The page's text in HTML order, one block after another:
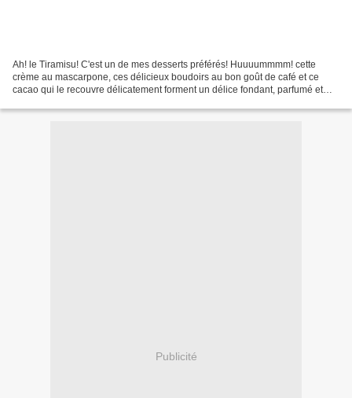
Ah! le Tiramisu! C'est un de mes desserts préférés! Huuuummmm! cette
crème au mascarpone, ces délicieux boudoirs au bon goût de café et ce
cacao qui le recouvre délicatement forment un délice fondant, parfumé et
Publicité